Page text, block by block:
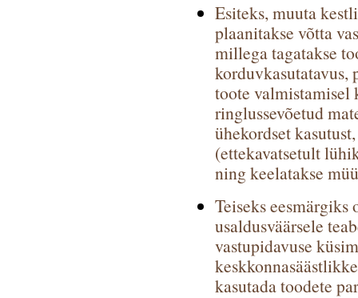
Esiteks, muuta
plaanitakse võtta
millega tagatakse
korduvkasutatavus,
toote valmistamisel
ringlussevõetud
ühekordset
(ettekavatsetult
ning keelatakse
Teiseks
usaldusväärsele
vastupidavuse
kasutada toodete